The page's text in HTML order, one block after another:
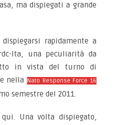
ma dispiegati a grande
rapidamente a
Ita, una peculiarità da
in vista del turno di
nella Nato Response Force 16
semestre del 2011.
Una volta dispiegato,